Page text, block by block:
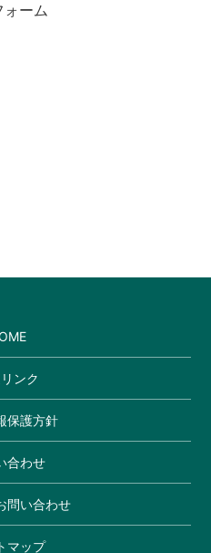
ーム
ンク
保護方針
合わせ
問い合わせ
マップ